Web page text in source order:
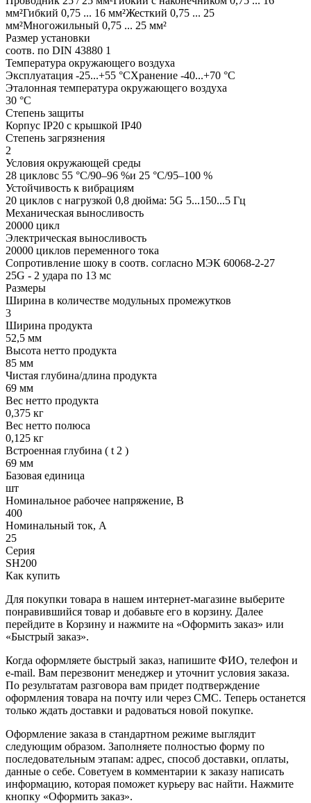
мм²Гибкий 0,75 ... 16 мм²Жесткий 0,75 ... 25
мм²Многожильный 0,75 ... 25 мм²
Размер установки
соотв. по DIN 43880 1
Температура окружающего воздуха
Эксплуатация -25...+55 °СХранение -40...+70 °С
Эталонная температура окружающего воздуха
30 °С
Степень защиты
Корпус IP20 с крышкой IP40
Степень загрязнения
2
Условия окружающей среды
28 цикловс 55 °C/90–96 %и 25 °C/95–100 %
Устойчивость к вибрациям
20 циклов с нагрузкой 0,8 дюйма: 5G 5...150...5 Гц
Механическая выносливость
20000 цикл
Электрическая выносливость
20000 циклов переменного тока
Сопротивление шоку в соотв. согласно МЭК 60068-2-27
25G - 2 удара по 13 мс
Размеры
Ширина в количестве модульных промежутков
3
Ширина продукта
52,5 мм
Высота нетто продукта
85 мм
Чистая глубина/длина продукта
69 мм
Вес нетто продукта
0,375 кг
Вес нетто полюса
0,125 кг
Встроенная глубина ( t 2 )
69 мм
Базовая единица
шт
Номинальное рабочее напряжение, В
400
Номинальный ток, А
25
Серия
SH200
Как купить
Для покупки товара в нашем интернет-магазине выберите
понравившийся товар и добавьте его в корзину. Далее
перейдите в Корзину и нажмите на «Оформить заказ» или
«Быстрый заказ».
Когда оформляете быстрый заказ, напишите ФИО, телефон и
e-mail. Вам перезвонит менеджер и уточнит условия заказа.
По результатам разговора вам придет подтверждение
оформления товара на почту или через СМС. Теперь останется
только ждать доставки и радоваться новой покупке.
Оформление заказа в стандартном режиме выглядит
следующим образом. Заполняете полностью форму по
последовательным этапам: адрес, способ доставки, оплаты,
данные о себе. Советуем в комментарии к заказу написать
информацию, которая поможет курьеру вас найти. Нажмите
кнопку «Оформить заказ».